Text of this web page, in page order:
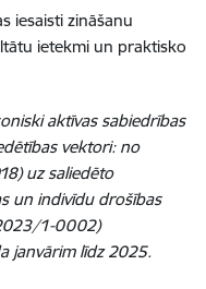
iesaisti zināšanu
ietekmi un praktisko
aktīvas sabiedrības
vektori: no
uz saliedēto
un indivīdu drošības
1-0002)
janvārim līdz 2025.